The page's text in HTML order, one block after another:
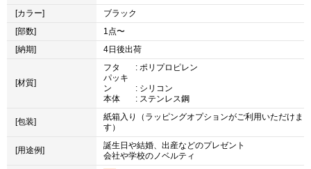
[カラー]
ブラック
[部数]
1点〜
[納期]
4日後出荷
[材質]
フタ
: ポリプロピレン
パッキ
ン
: シリコン
本体
: ステンレス鋼
[包装]
紙箱入り（ラッピングオプションがご利用いただけま
す）
[用途例]
誕生日や結婚、出産などのプレゼント
会社や学校のノベルティ